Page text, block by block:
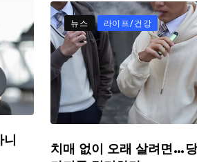
뉴스 라이프/건강
치매 없이 오래 살려면…